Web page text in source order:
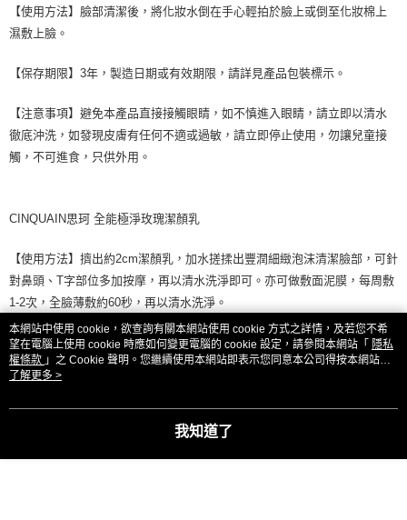
【使用方法】臉部清潔後，將化妝水倒在手心輕拍於臉上或倒至化妝棉上
濕敷上臉。
【保存期限】3年，製造日期或有效期限，請詳見產品包裝標示。
【注意事項】避免本產品直接接觸眼睛，如不慎進入眼睛，請立即以清水
徹底沖洗，如發現皮膚有任何不適或過敏，請立即停止使用，勿讓兒童接
觸，不可進食，只供外用。
CINQUAIN思珂 全能極淨玫瑰潔顏乳
【使用方法】擠出約2cm潔顏乳，加水搓揉出豐潤細緻泡沫清潔臉部，可針
對鼻頭、T字部位多加按摩，再以清水洗淨即可。亦可做敷面泥膜，每周敷
1-2次，全臉薄敷約60秒，再以清水洗淨。
【保存期限】3年，製造日期或有效期限，請詳見產品包裝標示。
【注意事項】避免本產品直接接觸眼睛，如不慎進入眼睛，請立即以清水
本網站中使用 cookie，欲查詢有關本網站使用 cookie 方式之詳情，及若您不希
望在電腦上使用 cookie 時應如何變更電腦的 cookie 設定，請參閱本網站「 隱私
權條款 」之 Cookie 聲明。您繼續使用本網站即表示您同意本公司得按本網站使
用條款之 Cookie 聲明使用 cookie。
了解更多 >
我知道了